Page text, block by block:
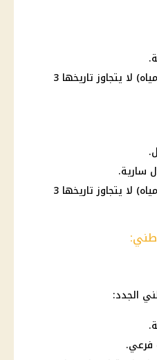
- فاتورة خدمات (كهرباء/مياه) لا يتجاوز تاريخها 3
سارية.
- فاتورة خدمات (كهرباء/مياه) لا يتجاوز تاريخها 3
الجدد: